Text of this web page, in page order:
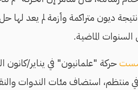
نتيجة ديون متراكمة وأزمة لم يعد
السنوات الماضية.
منتظم، استضاف مئات الندوات